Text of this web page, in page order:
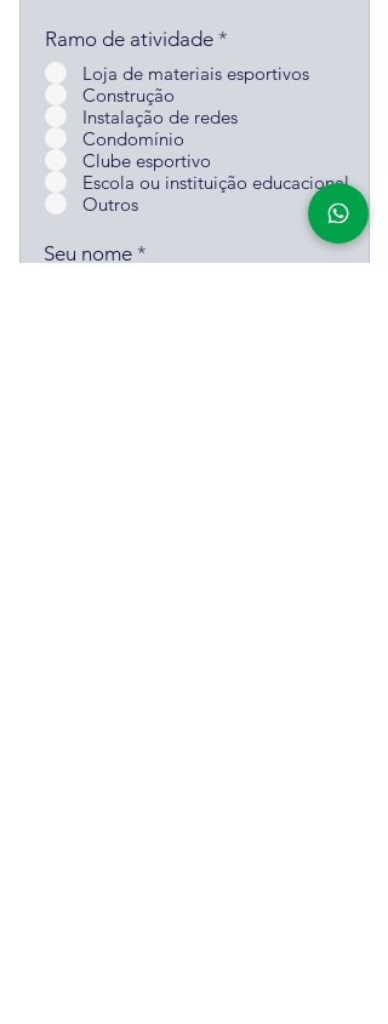
Ramo de atividade *
Loja de materiais esportivos
Construção
Instalação de redes
Condomínio
Clube esportivo
Escola ou instituição educacional
Outros
Seu nome